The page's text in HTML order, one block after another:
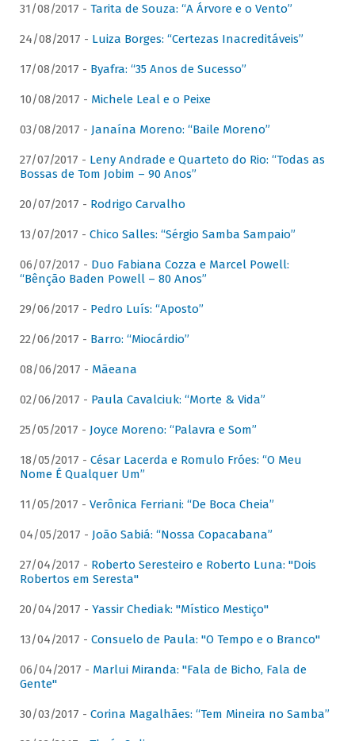
31/08/2017 - Tarita de Souza: “A Árvore e o Vento”
24/08/2017 - Luiza Borges: “Certezas Inacreditáveis”
17/08/2017 - Byafra: “35 Anos de Sucesso”
10/08/2017 - Michele Leal e o Peixe
03/08/2017 - Janaína Moreno: “Baile Moreno”
27/07/2017 - Leny Andrade e Quarteto do Rio: “Todas as
Bossas de Tom Jobim – 90 Anos”
20/07/2017 - Rodrigo Carvalho
13/07/2017 - Chico Salles: “Sérgio Samba Sampaio”
06/07/2017 - Duo Fabiana Cozza e Marcel Powell:
“Bênção Baden Powell – 80 Anos”
29/06/2017 - Pedro Luís: “Aposto”
22/06/2017 - Barro: “Miocárdio”
08/06/2017 - Mãeana
02/06/2017 - Paula Cavalciuk: “Morte & Vida”
25/05/2017 - Joyce Moreno: “Palavra e Som”
18/05/2017 - César Lacerda e Romulo Fróes: “O Meu
Nome É Qualquer Um”
11/05/2017 - Verônica Ferriani: “De Boca Cheia”
04/05/2017 - João Sabiá: “Nossa Copacabana”
27/04/2017 - Roberto Seresteiro e Roberto Luna: "Dois
Robertos em Seresta"
20/04/2017 - Yassir Chediak: "Místico Mestiço"
13/04/2017 - Consuelo de Paula: "O Tempo e o Branco"
06/04/2017 - Marlui Miranda: "Fala de Bicho, Fala de
Gente"
30/03/2017 - Corina Magalhães: “Tem Mineira no Samba”